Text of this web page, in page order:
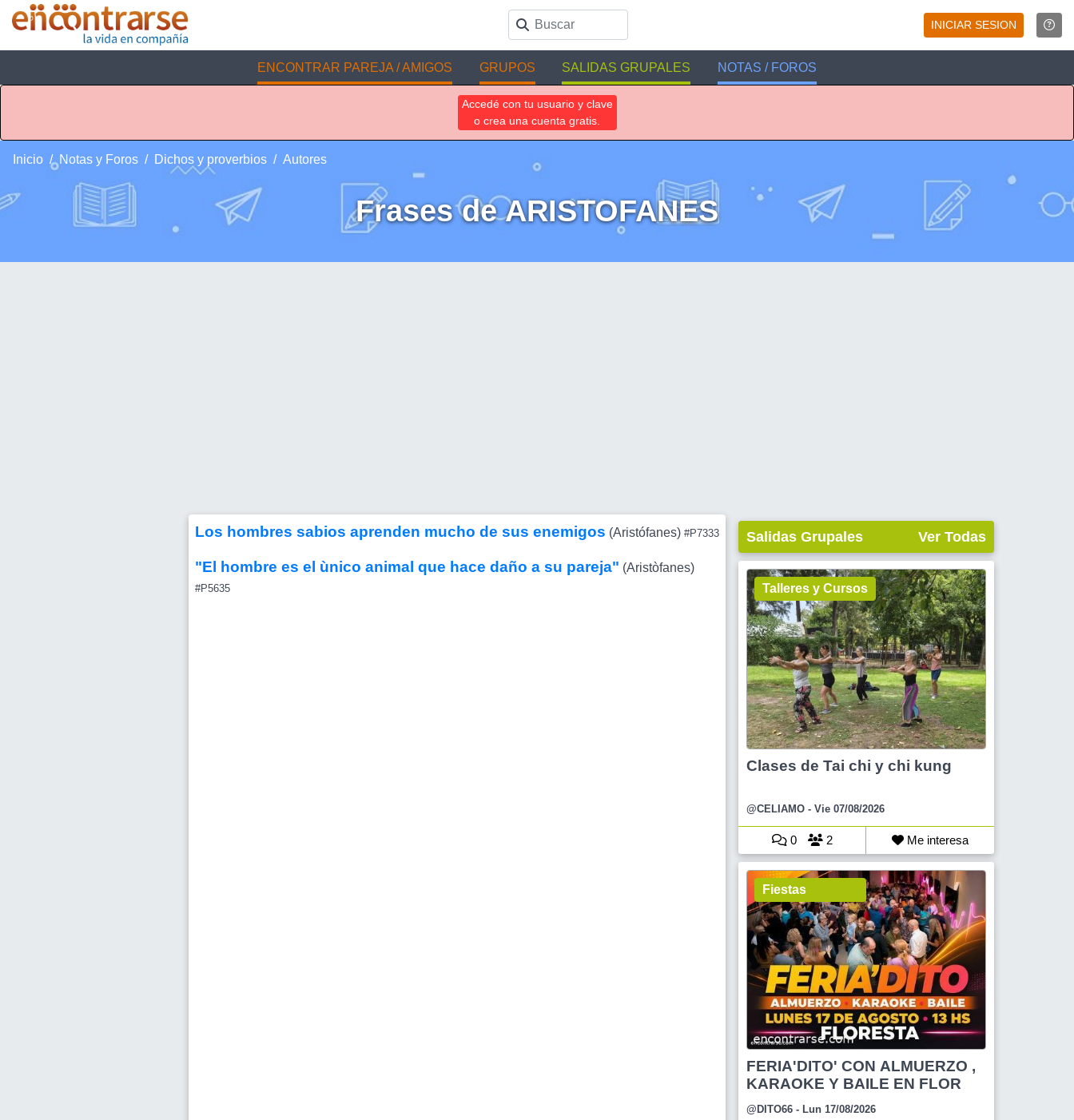
INICIAR SESION
ENCONTRAR PAREJA / AMIGOS GRUPOS SALIDAS GRUPALES NOTAS / FOROS
Accedé con tu usuario y clave
o crea una cuenta gratis.
Inicio Notas y Foros Dichos y proverbios Autores
Frases de ARISTOFANES
Los hombres sabios aprenden mucho de sus enemigos (Aristófanes) #P7333
"El hombre es el ùnico animal que hace daño a su pareja" (Aristòfanes)
#P5635
Salidas Grupales Ver Todas
Talleres y Cursos
Clases de Tai chi y chi kung
@CELIAMO - Vie 07/08/2026
0 2 Me interesa
Fiestas
FERIA'DITO' CON ALMUERZO ,
KARAOKE Y BAILE EN FLOR
@DITO66 - Lun 17/08/2026